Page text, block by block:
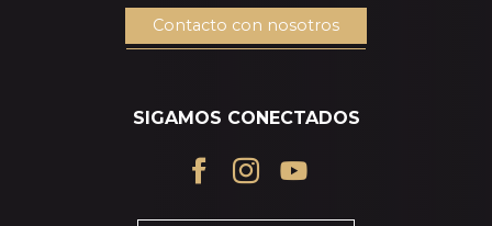
Contacto con nosotros
SIGAMOS CONECTADOS